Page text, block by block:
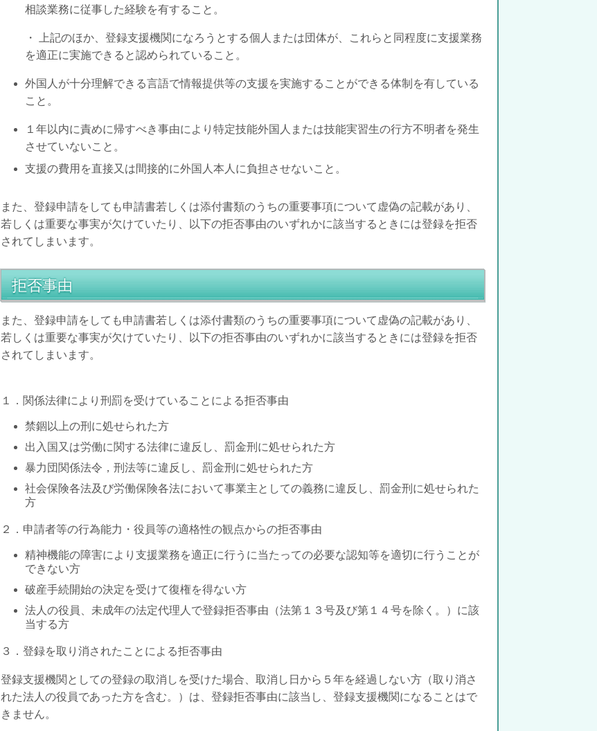
相談業務に従事した経験を有すること。
・ 上記のほか、登録支援機関になろうとする個人または団体が、これらと同程度に支援業務
を適正に実施できると認められていること。
外国人が十分理解できる言語で情報提供等の支援を実施することができる体制を有している
こと。
１年以内に責めに帰すべき事由により特定技能外国人または技能実習生の行方不明者を発生
させていないこと。
支援の費用を直接又は間接的に外国人本人に負担させないこと。
また、登録申請をしても申請書若しくは添付書類のうちの重要事項について虚偽の記載があり、
若しくは重要な事実が欠けていたり、以下の拒否事由のいずれかに該当するときには登録を拒否
されてしまいます。
拒否事由
また、登録申請をしても申請書若しくは添付書類のうちの重要事項について虚偽の記載があり、
若しくは重要な事実が欠けていたり、以下の拒否事由のいずれかに該当するときには登録を拒否
されてしまいます。
１．関係法律により刑罰を受けていることによる拒否事由
禁錮以上の刑 に処せられた方
出入国又は労働に関する法律に違反し、罰金刑 に処せられた方
暴力団関係法令，刑法等に違反し、罰金刑 に処せられた方
社会保険各法及び労働保険各法において事業主としての義務に違反し、罰金刑 に処せられた
方
２．申請者等の行為能力・役員等の適格性の観点からの拒否事由
精神機能の障害により 支援業務を適正に行うに当たっての必要な認知等を適切に行うことが
できない方
破産手続開始の決定を受けて復権を得ない方
法人の役員、未成年の法定代理人で登録拒否事由 （法第１３号及び第１４号を除く。）に該
当する方
３．登録を取り消されたことによる拒否事由
登録支援機関としての登録の取消しを受けた場合、 取消し日から５年を経過しない方（取り消さ
れた法人の役員であった方を含む。）は、登録拒否事由に該当し、登録支援機関になることはで
きません。